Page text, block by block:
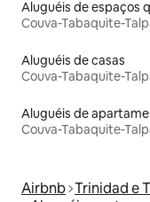
Couva-Tabaquite-
Aluguéis de casas
Couva-Tabaquite-
Aluguéis de
Couva-Tabaquite-
Airbnb Trinidad e